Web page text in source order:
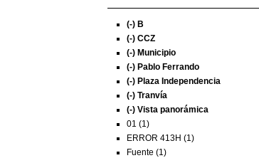
(-) B
(-) CCZ
(-) Municipio
(-) Pablo Ferrando
(-) Plaza Independencia
(-) Tranvía
(-) Vista panorámica
01 (1)
ERROR 413H (1)
Fuente (1)